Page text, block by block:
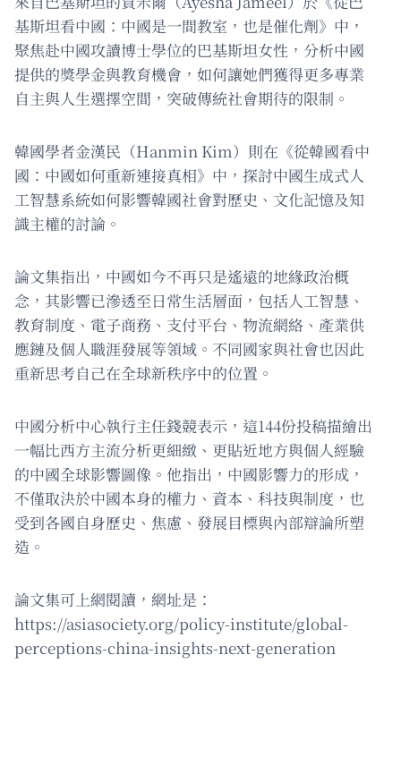
基斯坦看中國：中國是一間教室，也是催化劑》中，
聚焦赴中國攻讀博士學位的巴基斯坦女性，分析中國
提供的獎學金與教育機會，如何讓她們獲得更多專業
自主與人生選擇空間，突破傳統社會期待的限制。
韓國學者金漢民（Hanmin Kim）則在《從韓國看中
國：中國如何重新連接真相》中，探討中國生成式人
工智慧系統如何影響韓國社會對歷史、文化記憶及知
識主權的討論。
論文集指出，中國如今不再只是遙遠的地緣政治概
念，其影響已滲透至日常生活層面，包括人工智慧、
教育制度、電子商務、支付平台、物流網絡、產業供
應鏈及個人職涯發展等領域。不同國家與社會也因此
重新思考自己在全球新秩序中的位置。
中國分析中心執行主任錢競表示，這144份投稿描繪出
一幅比西方主流分析更細緻、更貼近地方與個人經驗
的中國全球影響圖像。他指出，中國影響力的形成，
不僅取決於中國本身的權力、資本、科技與制度，也
受到各國自身歷史、焦慮、發展目標與內部辯論所塑
造。
論文集可上網閱讀，網址是：
https://asiasociety.org/policy-institute/global-
perceptions-china-insights-next-generation